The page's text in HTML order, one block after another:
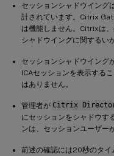
セッションシャドウイング
計されています。Citrix
は機能しません。Citrixは
シャドウイングに関するい
セッションシャドウイング
ICAセッションを表示する
はありません。
管理者が Citrix
にセッションをシャドウす
ンは、セッションユーザー
前述の確認には20秒のタイ